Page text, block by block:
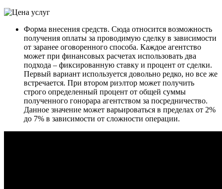
Форма внесения средств. Сюда относится возможность
получения оплаты за проводимую сделку в зависимости
от заранее оговоренного способа. Каждое агентство
может при финансовых расчетах использовать два
подхода – фиксированную ставку и процент от сделки.
Первый вариант используется довольно редко, но все же
встречается. При втором риэлтор может получить
строго определенный процент от общей суммы
полученного гонорара агентством за посредничество.
Данное значение может варьироваться в пределах от 2%
до 7% в зависимости от сложности операции.